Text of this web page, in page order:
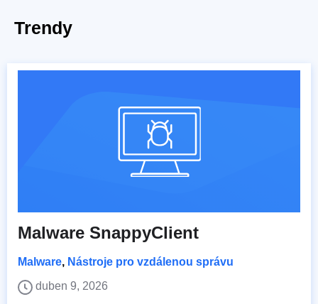
Trendy
Malware SnappyClient
Malware, Nástroje pro vzdálenou správu
duben 9, 2026